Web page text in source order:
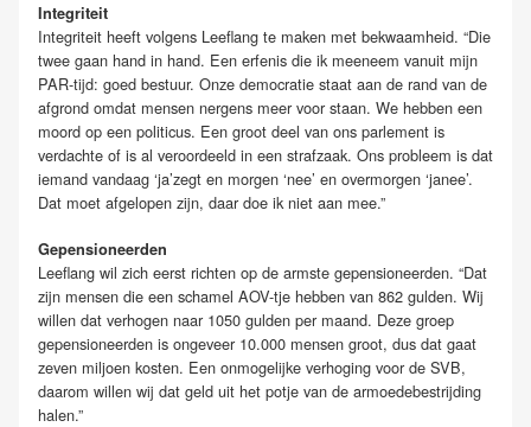
Integriteit
Integriteit heeft volgens Leeflang te maken met bekwaamheid. “Die
twee gaan hand in hand. Een erfenis die ik meeneem vanuit mijn
PAR-tijd: goed bestuur. Onze democratie staat aan de rand van de
afgrond omdat mensen nergens meer voor staan. We hebben een
moord op een politicus. Een groot deel van ons parlement is
verdachte of is al veroordeeld in een strafzaak. Ons probleem is dat
iemand vandaag ‘ja’zegt en morgen ‘nee’ en overmorgen ‘janee’.
Dat moet afgelopen zijn, daar doe ik niet aan mee.”
Gepensioneerden
Leeflang wil zich eerst richten op de armste gepensioneerden. “Dat
zijn mensen die een schamel AOV-tje hebben van 862 gulden. Wij
willen dat verhogen naar 1050 gulden per maand. Deze groep
gepensioneerden is ongeveer 10.000 mensen groot, dus dat gaat
zeven miljoen kosten. Een onmogelijke verhoging voor de SVB,
daarom willen wij dat geld uit het potje van de armoedebestrijding
halen.”